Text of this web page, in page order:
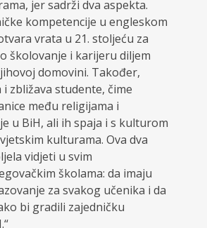
jer sadrži dva aspekta.
kompetencije u engleskom
vrata u 21. stoljeću za
školovanje i karijeru diljem
domovini. Također,
zbližava studente, čime
među religijama i
u BiH, ali ih spaja i s kulturom
kulturama. Ova dva
vidjeti u svim
školama: da imaju
za svakog učenika i da
bi gradili zajedničku